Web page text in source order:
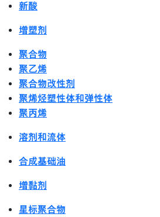
新酸
增塑剂
聚合物
聚乙烯
聚合物改性剂
聚烯烃塑性体和弹性体
聚丙烯
溶剂和流体
合成基础油
增黏剂
星标聚合物